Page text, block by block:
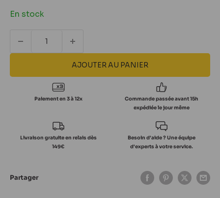
En stock
AJOUTER AU PANIER
Paiement en 3 à 12x
Commande passée avant 15h
expédiée le jour même
Livraison gratuite en relais dès
149€
Besoin d'aide ? Une équipe
d'experts à votre service.
Partager